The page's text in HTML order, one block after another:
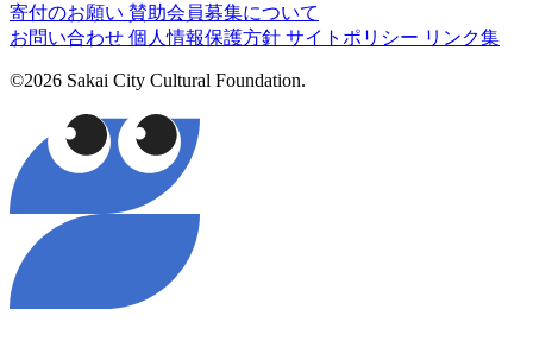
寄付のお願い 賛助会員募集について
お問い合わせ 個人情報保護方針 サイトポリシー リンク集
©2026 Sakai City Cultural Foundation.